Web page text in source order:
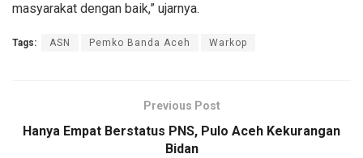
masyarakat dengan baik,” ujarnya.
Tags: ASN Pemko Banda Aceh Warkop
Previous Post
Hanya Empat Berstatus PNS, Pulo Aceh Kekurangan
Bidan